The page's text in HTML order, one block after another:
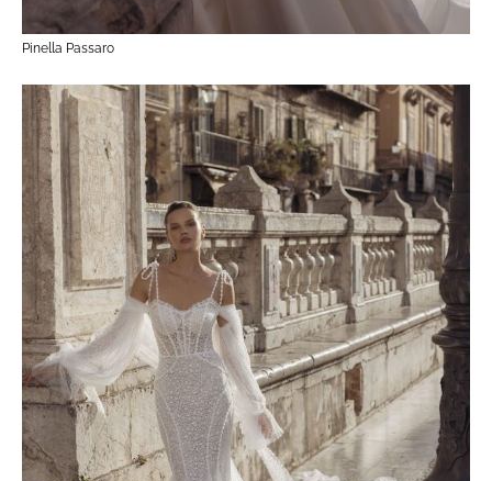
Pinella Passaro